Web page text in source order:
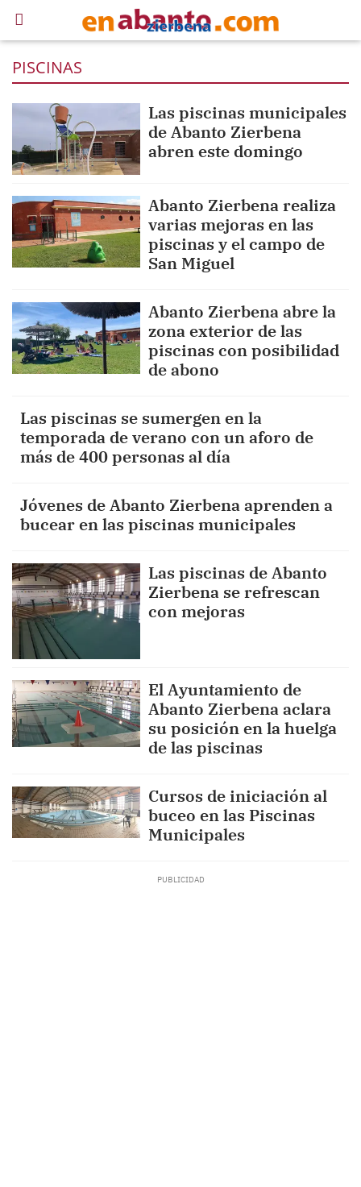
PISCINAS
Las piscinas municipales
de Abanto Zierbena
abren este domingo
Abanto Zierbena realiza
varias mejoras en las
piscinas y el campo de
San Miguel
Abanto Zierbena abre la
zona exterior de las
piscinas con posibilidad
de abono
Las piscinas se sumergen en la
temporada de verano con un aforo de
más de 400 personas al día
Jóvenes de Abanto Zierbena aprenden a
bucear en las piscinas municipales
Las piscinas de Abanto
Zierbena se refrescan
con mejoras
El Ayuntamiento de
Abanto Zierbena aclara
su posición en la huelga
de las piscinas
Cursos de iniciación al
buceo en las Piscinas
Municipales